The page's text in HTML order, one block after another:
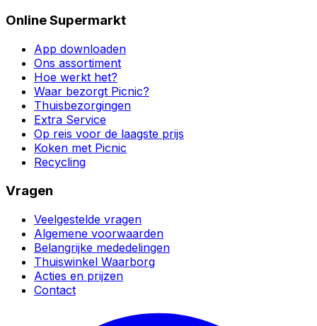
Online Supermarkt
App downloaden
Ons assortiment
Hoe werkt het?
Waar bezorgt Picnic?
Thuisbezorgingen
Extra Service
Op reis voor de laagste prijs
Koken met Picnic
Recycling
Vragen
Veelgestelde vragen
Algemene voorwaarden
Belangrijke mededelingen
Thuiswinkel Waarborg
Acties en prijzen
Contact